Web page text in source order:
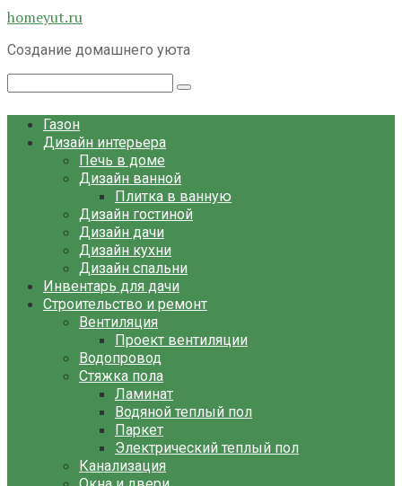
Перейти
контенту
homeyut.ru
Создание домашнего уюта
Газон
Дизайн интерьера
Печь в доме
Дизайн ванной
Плитка в ванную
Дизайн гостиной
Дизайн дачи
Дизайн кухни
Дизайн спальни
Инвентарь для дачи
Строительство и ремонт
Вентиляция
Проект вентиляции
Водопровод
Стяжка пола
Ламинат
Водяной теплый пол
Паркет
Электрический теплый пол
Канализация